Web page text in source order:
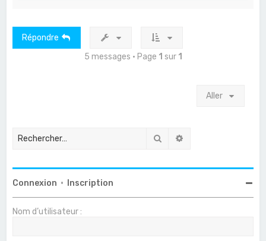
Répondre
5 messages • Page 1 sur 1
Aller
Rechercher
Connexion • Inscription
Nom d’utilisateur :